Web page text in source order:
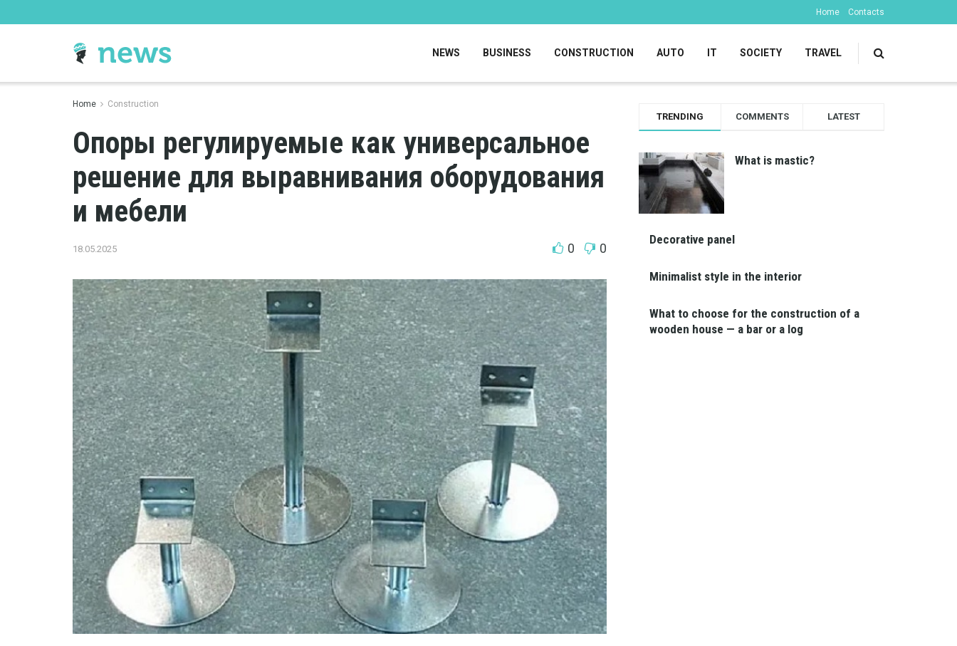
Home Contacts
NEWS BUSINESS CONSTRUCTION AUTO IT SOCIETY TRAVEL
Home Construction
Опоры регулируемые как универсальное
решение для выравнивания оборудования
и мебели
18.05.2025 0 0
TRENDING COMMENTS LATEST
What is mastic?
Decorative panel
Minimalist style in the interior
What to choose for the construction of a
wooden house — a bar or a log